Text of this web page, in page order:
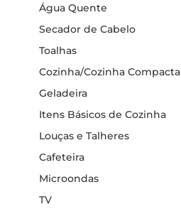
Água Quente
Secador de Cabelo
Toalhas
Cozinha/Cozinha Compacta
Geladeira
Itens Básicos de Cozinha
Louças e Talheres
Cafeteira
Microondas
TV